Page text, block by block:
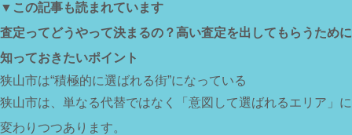
▼この記事も読まれています
査定ってどうやって決まるの？高い査定を出してもらうために
知っておきたいポイント
狭山市は“積極的に選ばれる街”になっている
狭山市は、単なる代替ではなく「意図して選ばれるエリア」に
変わりつつあります。